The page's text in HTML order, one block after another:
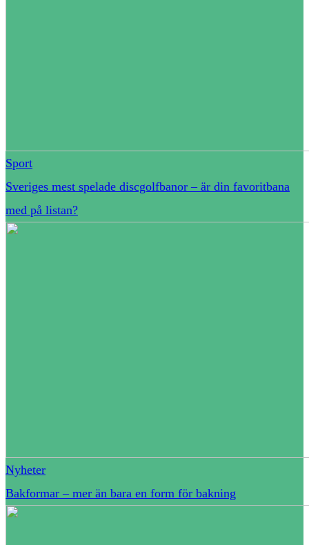
Sport
Sveriges mest spelade discgolfbanor – är din favoritbana
med på listan?
Nyheter
Bakformar – mer än bara en form för bakning